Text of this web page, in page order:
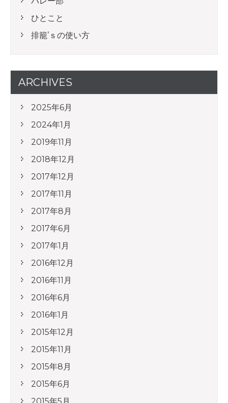
ひとこと
排籠’ｓの使い方
ARCHIVES
2025年6月
2024年1月
2019年11月
2018年12月
2017年12月
2017年11月
2017年8月
2017年6月
2017年1月
2016年12月
2016年11月
2016年6月
2016年1月
2015年12月
2015年11月
2015年8月
2015年6月